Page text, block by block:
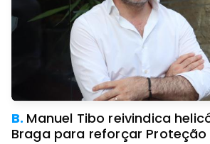
B. Manuel Tibo reivindica
Braga para reforçar Proteção